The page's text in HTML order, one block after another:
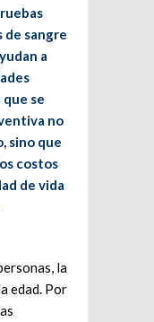
de sangre
a
se
no
sino que
costos
de vida
la
edad. Por